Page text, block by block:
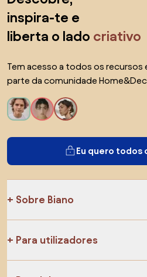
inspira-te e
liberta o lado criativo
Tem acesso a todos os recursos
parte da comunidade
Eu quero todos
Sobre Biano
Para utilizadores